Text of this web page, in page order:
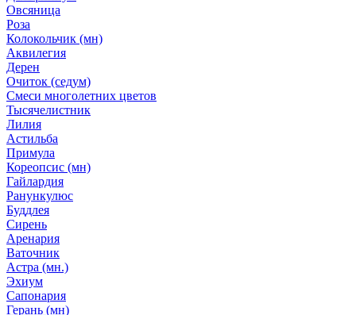
Овсяница
Роза
Колокольчик (мн)
Аквилегия
Дерен
Очиток (седум)
Смеси многолетних цветов
Тысячелистник
Лилия
Астильба
Примула
Кореопсис (мн)
Гайлардия
Ранункулюс
Буддлея
Сирень
Аренария
Ваточник
Астра (мн.)
Эхиум
Сапонария
Герань (мн)